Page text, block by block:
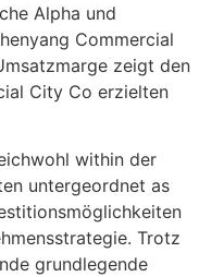
Alpha und
Commercial
zeigt den
City Co erzielten
within der
untergeordnet as
Trotz
grundlegende